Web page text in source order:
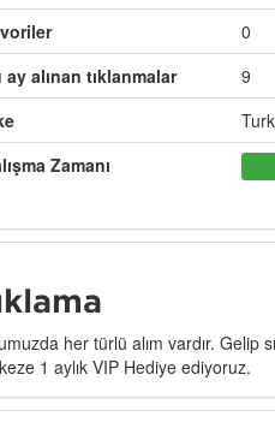
0
ay alınan tıklanmalar
9
Zamanı
her türlü alım vardır. Gelip
1 aylık VIP Hediye ediyoruz.